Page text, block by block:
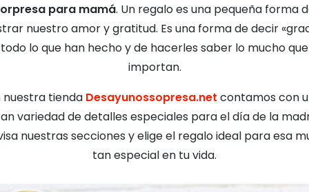
para mamá. Un regalo es una pequeña forma
nuestro amor y gratitud. Es una forma de decir
lo que han hecho y de hacerles saber lo mucho
importan.
nuestra tienda Desayunossopresa.net contamos con
variedad de detalles especiales para el día de la
nuestras secciones y elige el regalo ideal para esa
tan especial en tu vida.